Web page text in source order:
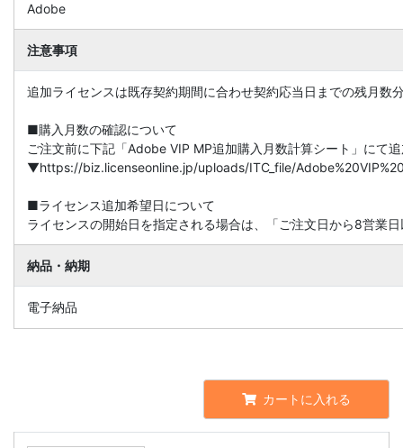
Adobe
注意事項
追加ライセンスは既存契約期間に合わせ契約応当日までの残月数
■購入月数の確認について
ご注文前に下記「Adobe VIP MP追加購入月数計算シート」にて
▼https://biz.licenseonline.jp/uploads/ITC_file/
■ライセンス追加希望日について
ライセンスの開始日を指定される場合は、「ご注文日から8営業
納品・納期
電子納品
カートに入れる